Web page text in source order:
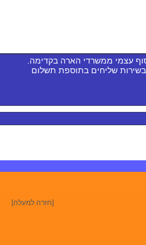
עצמי ממשרדי הארה בקדימה.
שליחים בתוספת תשלום
[חזרה למעלה]